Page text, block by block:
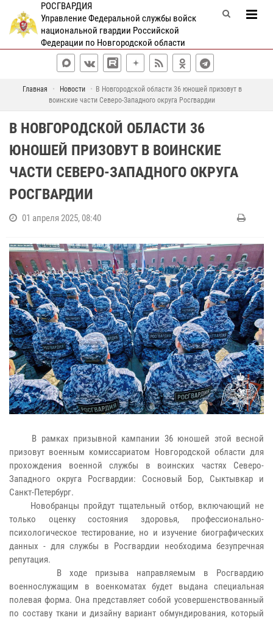
РОСГВАРДИЯ
Управление Федеральной службы войск
национальной гвардии Российской
Федерации по Новгородской области
Главная Новости
В Новгородской области 36 юношей призовут в
воинские части Северо-Западного округа Росгвардии
В НОВГОРОДСКОЙ ОБЛАСТИ 36
ЮНОШЕЙ ПРИЗОВУТ В ВОИНСКИЕ
ЧАСТИ СЕВЕРО-ЗАПАДНОГО ОКРУГА
РОСГВАРДИИ
01 апреля 2025, 08:40
В рамках призывной кампании 36 юношей этой весной
призовут военным комиссариатом Новгородской области для
прохождения военной службы в воинских частях Северо-
Западного округа Росгвардии: Сосновый Бор, Сыктывкар и
Санкт-Петербург.
Новобранцы пройдут тщательный отбор, включающий не
только оценку состояния здоровья, профессионально-
психологическое тестирование, но и изучение биографических
данных - для службы в Росгвардии необходима безупречная
репутация.
В ходе призыва направляемым в Росгвардию
военнослужащим в военкоматах будет выдана специальная
полевая форма. Она представляет собой усовершенствованный
по составу ткани и дизайну вариант обмундирования, который